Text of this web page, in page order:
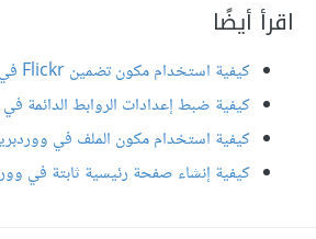
اقرأ أيضًا
كيفية استخدام مكون تضمين Flickr في ووردبريس
كيفية ضبط إعدادات الروابط الدائمة
كيفية استخدام مكون الملف في
كيفية إنشاء صفحة رئيسية ثابتة في